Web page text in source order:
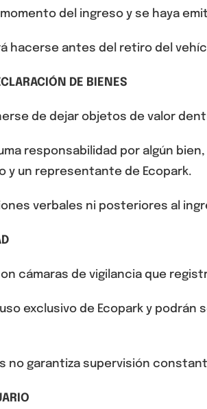
del ingreso y se haya
hacerse antes del retiro del
DE BIENES
de dejar objetos de valor
responsabilidad por algún
y un representante de Ecopark.
verbales ni posteriores al
cámaras de vigilancia que
exclusivo de Ecopark y
no garantiza supervisión